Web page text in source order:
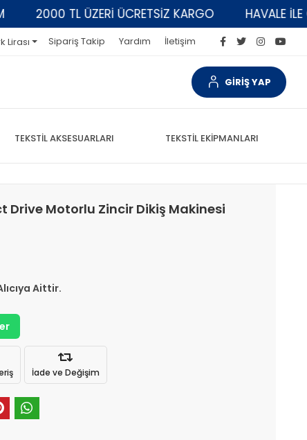
2000 TL ÜZERİ ÜCRETSİZ KARGO HAVALE İLE
Lirası Sipariş Takip Yardım İletişim
GİRİŞ YAP
TEKSTİL AKSESUARLARI TEKSTİL EKİPMANLARI
Drive Motorlu Zincir Dikiş Makinesi
Aittir.
İade ve Değişim